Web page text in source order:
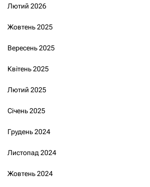
Лютий 2026
Жовтень 2025
Вересень 2025
Квітень 2025
Лютий 2025
Січень 2025
Грудень 2024
Листопад 2024
Жовтень 2024